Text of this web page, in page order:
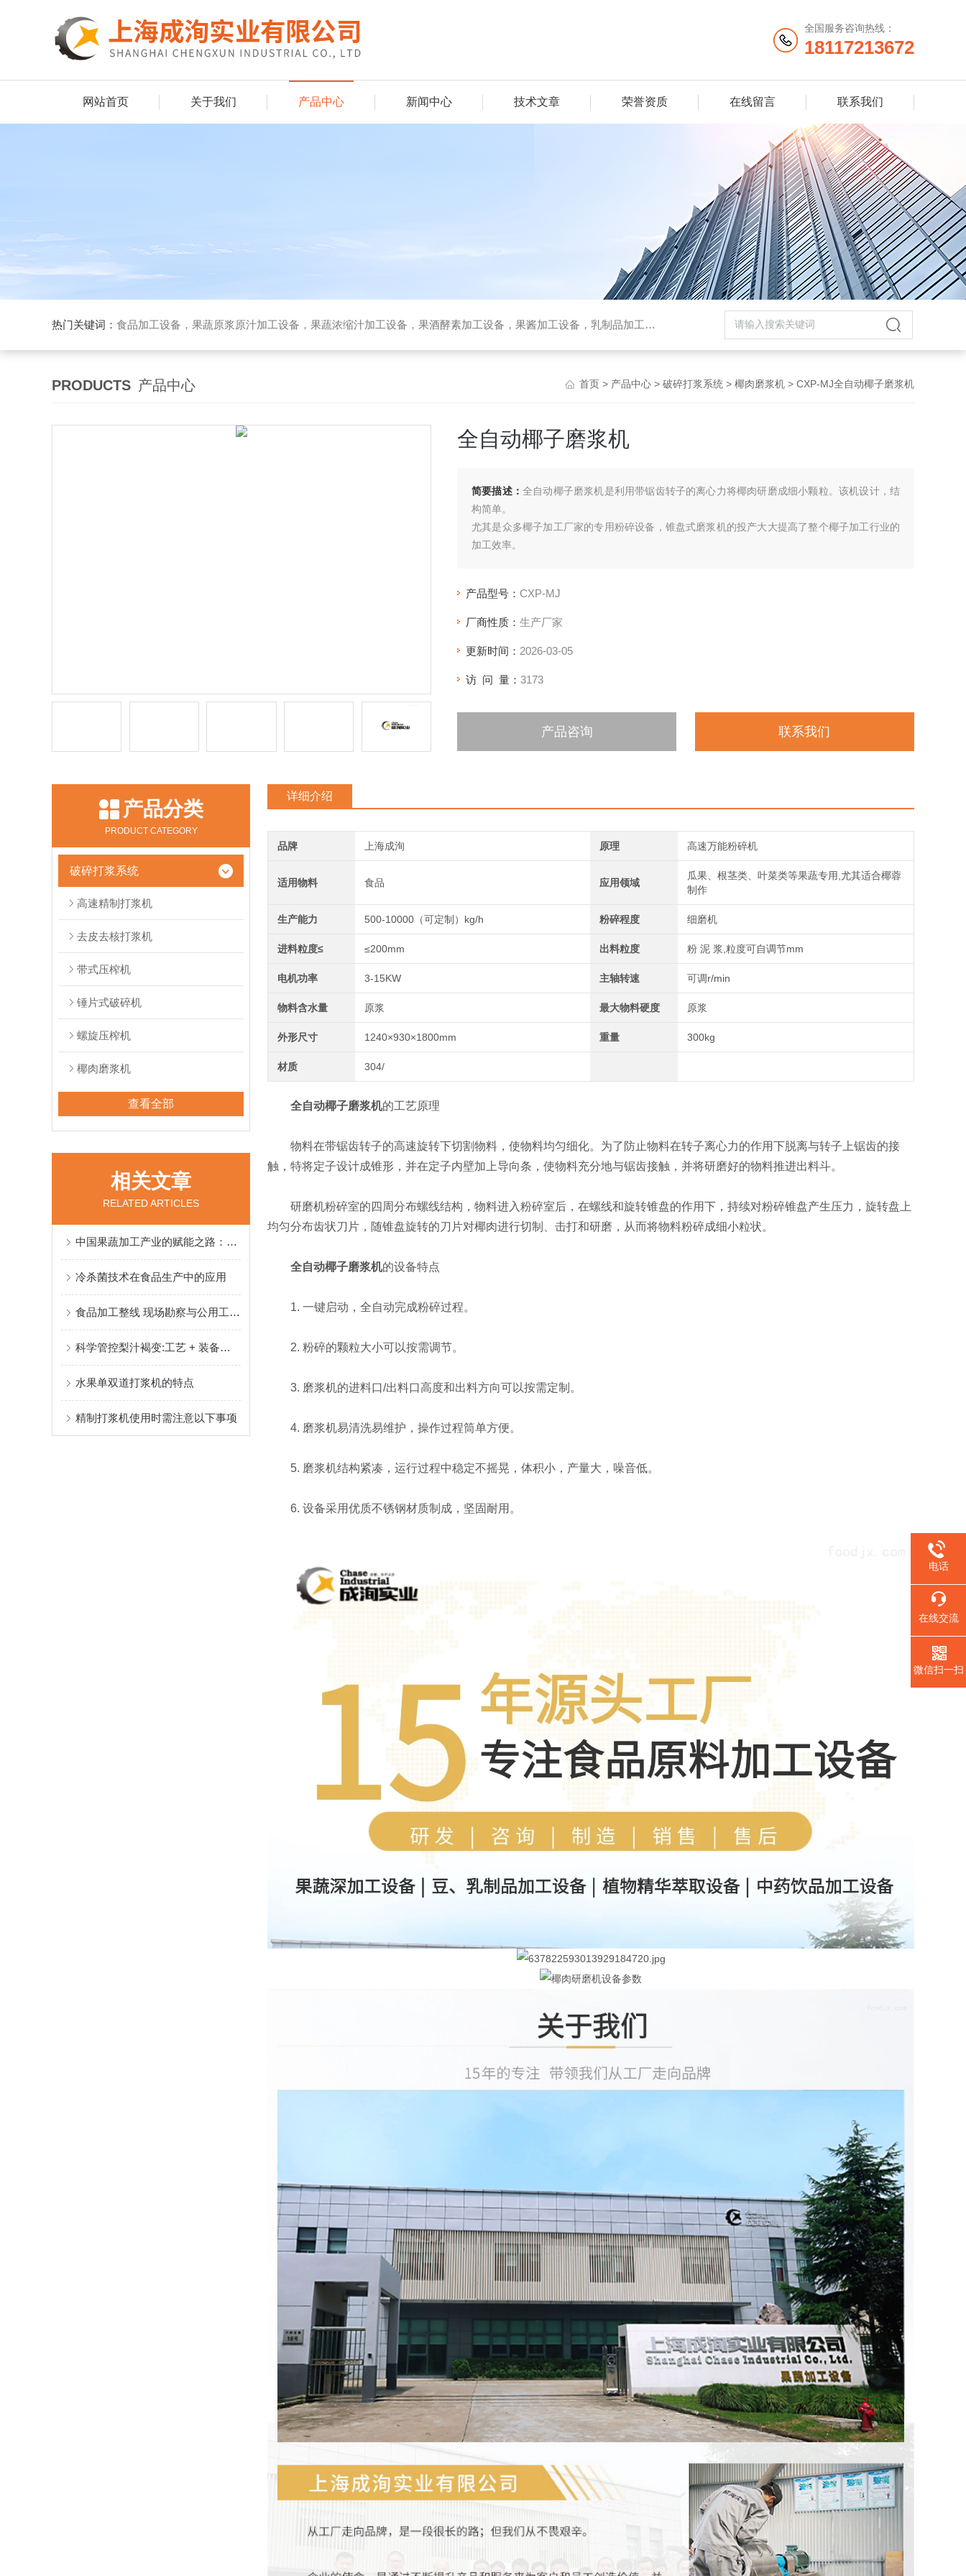
全国服务咨询热线：
18117213672
网站首页 关于我们 产品中心 新闻中心 技术文章 荣誉资质 在线留言 联系我们
热门关键词： 食品加工设备，果蔬原浆原汁加工设备，果蔬浓缩汁加工设备，果酒酵素加工设备，果酱加工设备，乳制品加工设备，生物提取加工设备，破碎榨汁设备，高温杀菌设备，无菌袋灌装机，UHT管式杀菌机，去核破碎机，高速精制打浆机，带式压榨机
PRODUCTS 产品中心 首页 > 产品中心 > 破碎打浆系统 > 椰肉磨浆机 > CXP-MJ全自动椰子磨浆机
全自动椰子磨浆机
简要描述： 全自动椰子磨浆机是利用带锯齿转子的离心力将椰肉研磨成细小颗粒。该机设计，结
构简单。
尤其是众多椰子加工厂家的专用粉碎设备，锥盘式磨浆机的投产大大提高了整个椰子加工行业的
加工效率。
产品型号： CXP-MJ
厂商性质： 生产厂家
更新时间： 2026-03-05
访 问 量： 3173
产品咨询 联系我们
产品分类
PRODUCT CATEGORY
破碎打浆系统
高速精制打浆机
去皮去核打浆机
带式压榨机
锤片式破碎机
螺旋压榨机
椰肉磨浆机
查看全部
相关文章
RELATED ARTICLES
中国果蔬加工产业的赋能之路：品牌驱动与价值创新
冷杀菌技术在食品生产中的应用
食品加工整线 现场勘察与公用工程确认
科学管控梨汁褐变:工艺 + 装备双管齐下筑牢品质防线
水果单双道打浆机的特点
精制打浆机使用时需注意以下事项
详细介绍
品牌 上海成洵 原理 高速万能粉碎机
适用物料 食品 应用领域
瓜果、根茎类、叶菜类等果蔬专用,尤其适合椰蓉
制作
生产能力 500-10000（可定制）kg/h 粉碎程度 细磨机
进料粒度≤ ≤200mm 出料粒度 粉 泥 浆,粒度可自调节mm
电机功率 3-15KW 主轴转速 可调r/min
物料含水量 原浆 最大物料硬度 原浆
外形尺寸 1240×930×1800mm 重量 300kg
材质 304/
全自动椰子磨浆机的工艺原理
物料在带锯齿转子的高速旋转下切割物料，使物料均匀细化。为了防止物料在转子离心力的作用下脱离与转子上锯齿的接
触，特将定子设计成锥形，并在定子内壁加上导向条，使物料充分地与锯齿接触，并将研磨好的物料推进出料斗。
研磨机粉碎室的四周分布螺线结构，物料进入粉碎室后，在螺线和旋转锥盘的作用下，持续对粉碎锥盘产生压力，旋转盘上
均匀分布齿状刀片，随锥盘旋转的刀片对椰肉进行切制、击打和研磨，从而将物料粉碎成细小粒状。
全自动椰子磨浆机的设备特点
1. 一键启动，全自动完成粉碎过程。
2. 粉碎的颗粒大小可以按需调节。
3. 磨浆机的进料口/出料口高度和出料方向可以按需定制。
4. 磨浆机易清洗易维护，操作过程筒单方便。
5. 磨浆机结构紧凑，运行过程中稳定不摇晃，体积小，产量大，噪音低。
6. 设备采用优质不锈钢材质制成，坚固耐用。
电话
在线交流
微信扫一扫